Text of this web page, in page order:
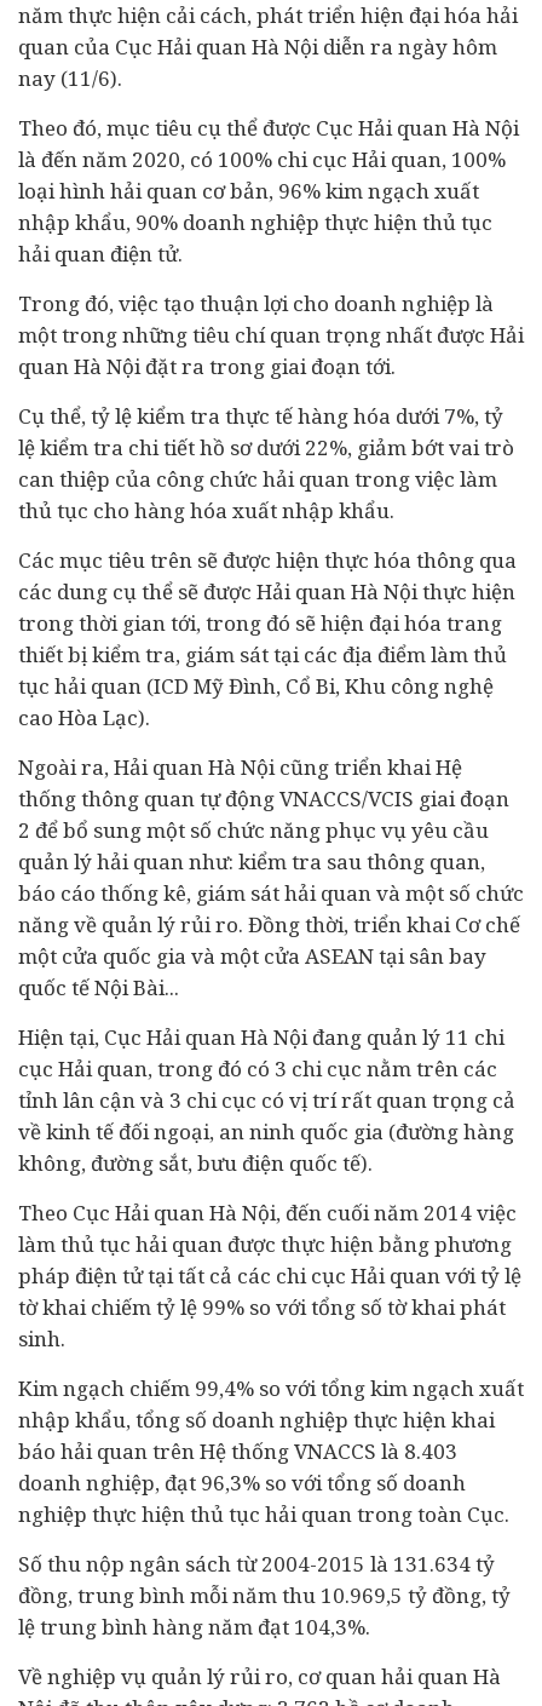
năm thực hiện cải cách, phát triển hiện đại hóa hải
quan của Cục Hải quan Hà Nội diễn ra ngày hôm
nay (11/6).
Theo đó, mục tiêu cụ thể được Cục Hải quan Hà Nội
là đến năm 2020, có 100% chi cục Hải quan, 100%
loại hình hải quan cơ bản, 96% kim ngạch xuất
nhập khẩu, 90% doanh nghiệp thực hiện thủ tục
hải quan điện tử.
Trong đó, việc tạo thuận lợi cho doanh nghiệp là
một trong những tiêu chí quan trọng nhất được Hải
quan Hà Nội đặt ra trong giai đoạn tới.
Cụ thể, tỷ lệ kiểm tra thực tế hàng hóa dưới 7%, tỷ
lệ kiểm tra chi tiết hồ sơ dưới 22%, giảm bớt vai trò
can thiệp của công chức hải quan trong việc làm
thủ tục cho hàng hóa xuất nhập khẩu.
Các mục tiêu trên sẽ được hiện thực hóa thông qua
các dung cụ thể sẽ được Hải quan Hà Nội thực hiện
trong thời gian tới, trong đó sẽ hiện đại hóa trang
thiết bị kiểm tra, giám sát tại các địa điểm làm thủ
tục hải quan (ICD Mỹ Đình, Cổ Bi, Khu công nghệ
cao Hòa Lạc).
Ngoài ra, Hải quan Hà Nội cũng triển khai Hệ
thống thông quan tự động VNACCS/VCIS giai đoạn
2 để bổ sung một số chức năng phục vụ yêu cầu
quản lý hải quan như: kiểm tra sau thông quan,
báo cáo thống kê, giám sát hải quan và một số chức
năng về quản lý rủi ro. Đồng thời, triển khai Cơ chế
một cửa quốc gia và một cửa ASEAN tại sân bay
quốc tế Nội Bài...
Hiện tại, Cục Hải quan Hà Nội đang quản lý 11 chi
cục Hải quan, trong đó có 3 chi cục nằm trên các
tỉnh lân cận và 3 chi cục có vị trí rất quan trọng cả
về kinh tế đối ngoại, an ninh quốc gia (đường hàng
không, đường sắt, bưu điện quốc tế).
Theo Cục Hải quan Hà Nội, đến cuối năm 2014 việc
làm thủ tục hải quan được thực hiện bằng phương
pháp điện tử tại tất cả các chi cục Hải quan với tỷ lệ
tờ khai chiếm tỷ lệ 99% so với tổng số tờ khai phát
sinh.
Kim ngạch chiếm 99,4% so với tổng kim ngạch xuất
nhập khẩu, tổng số doanh nghiệp thực hiện khai
báo hải quan trên Hệ thống VNACCS là 8.403
doanh nghiệp, đạt 96,3% so với tổng số doanh
nghiệp thực hiện thủ tục hải quan trong toàn Cục.
Số thu nộp ngân sách từ 2004-2015 là 131.634 tỷ
đồng, trung bình mỗi năm thu 10.969,5 tỷ đồng, tỷ
lệ trung bình hàng năm đạt 104,3%.
Về nghiệp vụ quản lý rủi ro, cơ quan hải quan Hà